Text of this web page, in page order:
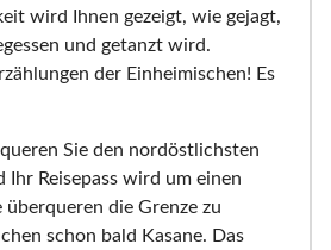
wird Ihnen gezeigt, wie gejagt,
und getanzt wird.
der Einheimischen! Es
Sie den nordöstlichsten
Ihr Reisepass wird um einen
überqueren die Grenze zu
schon bald Kasane. Das